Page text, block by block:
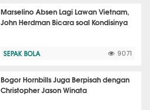
Marselino Absen Lagi Lawan Vietnam,
John Herdman Bicara soal Kondisinya
SEPAK BOLA 9071
Bogor Hornbills Juga Berpisah dengan
Christopher Jason Winata